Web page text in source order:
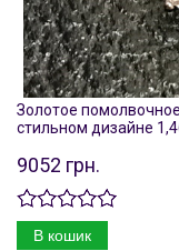
Золотое
стильном дизайне
9052 грн.
В кошик